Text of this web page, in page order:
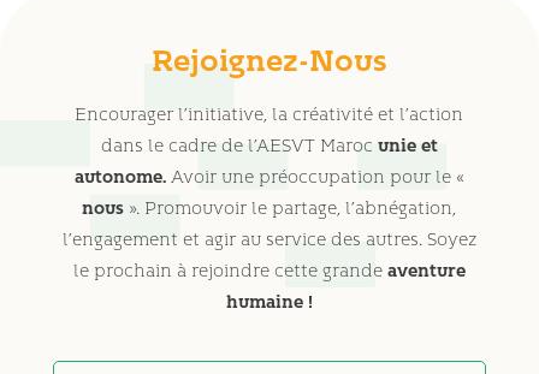
Rejoignez-Nous
Encourager l’initiative, la créativité et l’action
dans le cadre de l’AESVT Maroc unie et
autonome.Avoir une préoccupation pour le «
nous ». Promouvoir le partage, l’abnégation,
l’engagement et agir au service des autres. Soyez
le prochain à rejoindre cette grande aventure
humaine !